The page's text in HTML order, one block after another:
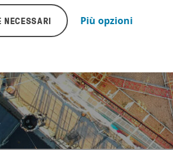
NECESSARI Più opzioni